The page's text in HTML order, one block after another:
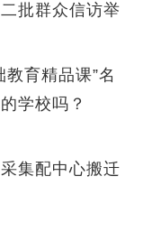
批群众信访举
教育精品课”名
学校吗？
集配中心搬迁
追梦记